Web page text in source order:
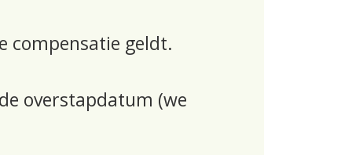
compensatie geldt.
overstapdatum (we